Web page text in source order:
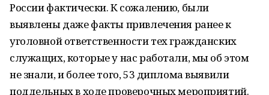
России фактически. К сожалению, были
выявлены даже факты привлечения ранее к
уголовной ответственности тех гражданских
служащих, которые у нас работали, мы об этом
не знали, и более того, 53 диплома выявили
поддельных в ходе проверочных мероприятий.